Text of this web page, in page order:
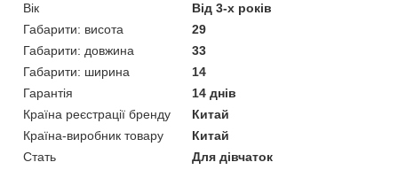
Вік
Від 3-х років
Габарити: висота
29
Габарити: довжина
33
Габарити: ширина
14
Гарантія
14 днів
Країна реєстрації бренду
Китай
Країна-виробник товару
Китай
Стать
Для дівчаток